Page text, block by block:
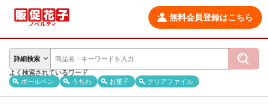
無料会員登録はこちら
詳細検索
よく検索されているワード
ボールペン
うちわ お菓子 クリアファイル